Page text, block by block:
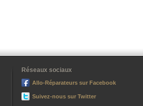
Réseaux sociaux
Allo-Réparateurs sur Facebook
Suivez-nous sur Twitter